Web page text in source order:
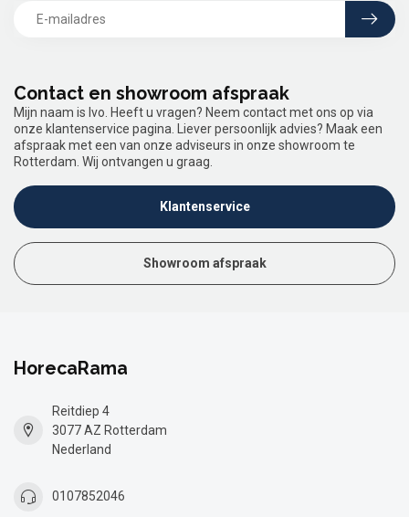
Contact en showroom afspraak
Mijn naam is Ivo. Heeft u vragen? Neem contact met ons op via
onze klantenservice pagina. Liever persoonlijk advies? Maak een
afspraak met een van onze adviseurs in onze showroom te
Rotterdam. Wij ontvangen u graag.
Klantenservice
Showroom afspraak
HorecaRama
Reitdiep 4
3077 AZ Rotterdam
Nederland
0107852046